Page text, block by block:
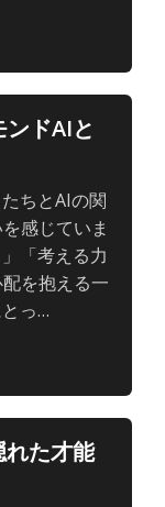
AI
の、
主
的
で
深
い
ドAIと
ちとAIの関
感じていま
「考える力
を抱える一
っ…
AI
の、
主
た才能